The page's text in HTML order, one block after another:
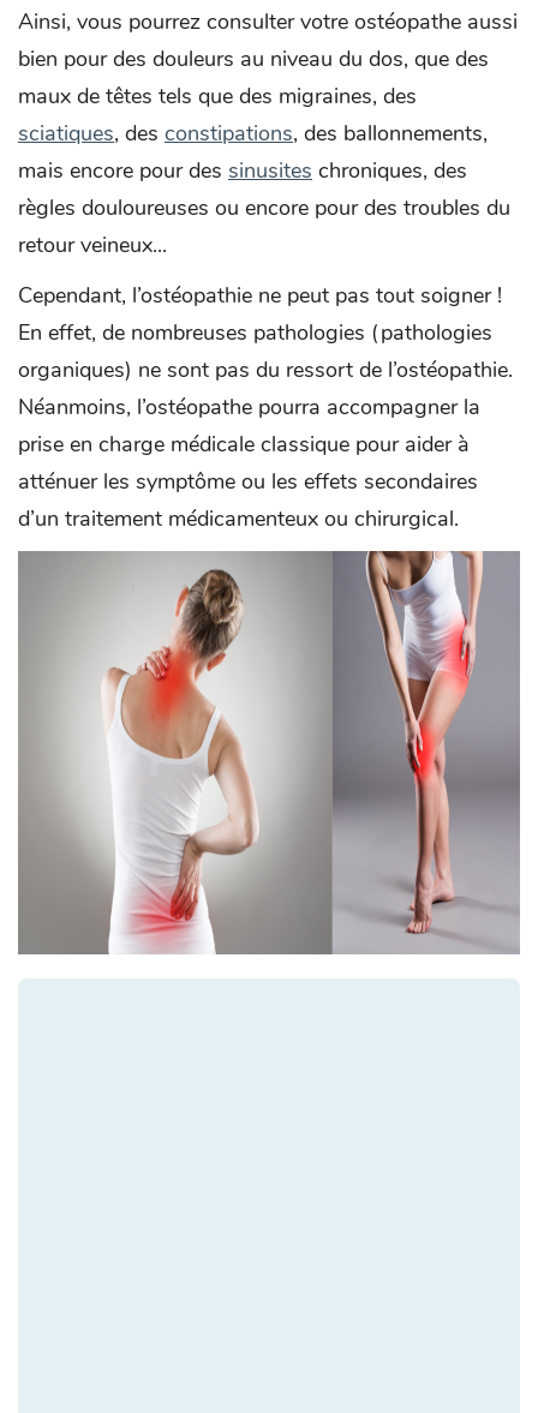
Ainsi, vous pourrez consulter votre ostéopathe aussi
bien pour des douleurs au niveau du dos, que des
maux de têtes tels que des migraines, des
sciatiques, des constipations, des ballonnements,
mais encore pour des sinusites chroniques, des
règles douloureuses ou encore pour des troubles du
retour veineux...
Cependant, l’ostéopathie ne peut pas tout soigner !
En effet, de nombreuses pathologies (pathologies
organiques) ne sont pas du ressort de l’ostéopathie.
Néanmoins, l’ostéopathe pourra accompagner la
prise en charge médicale classique pour aider à
atténuer les symptôme ou les effets secondaires
d’un traitement médicamenteux ou chirurgical.